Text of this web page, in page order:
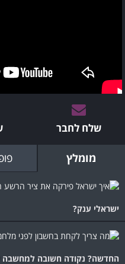
שלח לחבר
מומלץ
ישראלי ענק?
החדשה? נקודה חשובה למחשבה